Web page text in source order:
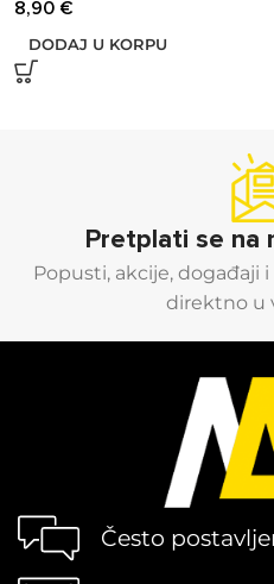
8,90 €
DODAJ U KORPU
Pretplati se na
Popusti, akcije, događaji
direktno u
Često